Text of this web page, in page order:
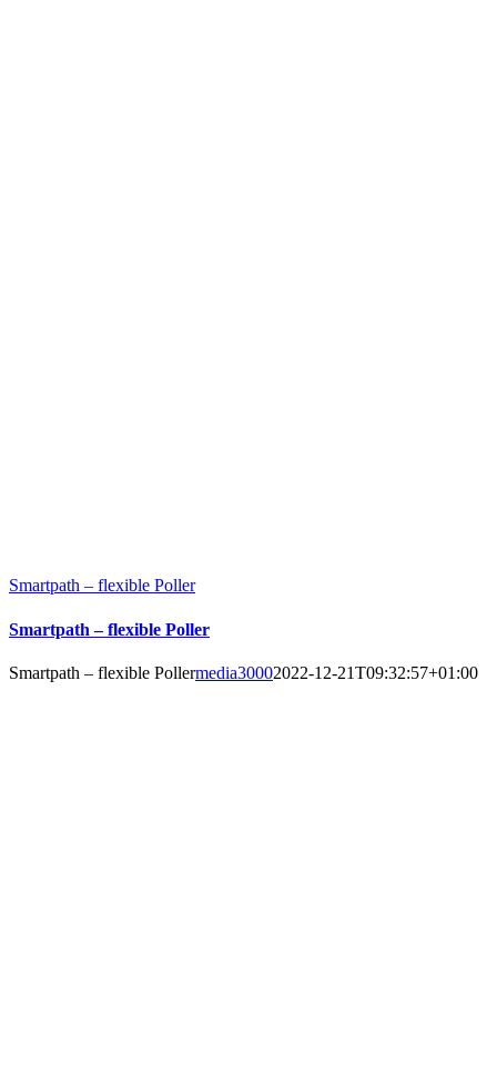
Smartpath – flexible Poller
Smartpath – flexible Poller
Smartpath – flexible Pollermedia30002022-12-21T09:32:57+01:00